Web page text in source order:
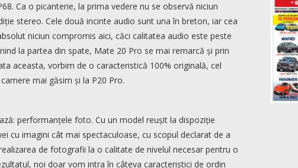
Ca o picanterie, la prima vedere nu se observă niciun
stereo. Cele două incinte audio sunt una în breton, iar cea
niciun compromis aici, căci calitatea audio este peste
la partea din spate, Mate 20 Pro se mai remarcă și prin
aceasta, vorbim de o caracteristică 100% originală, cel
mai găsim și la P20 Pro.
performanțele foto. Cu un model reușit la dispoziție
cu imagini cât mai spectaculoase, cu scopul declarat de a
de fotografii la o calitate de nivelul necesar pentru o
noi doar vom intra în câteva caracteristici de ordin